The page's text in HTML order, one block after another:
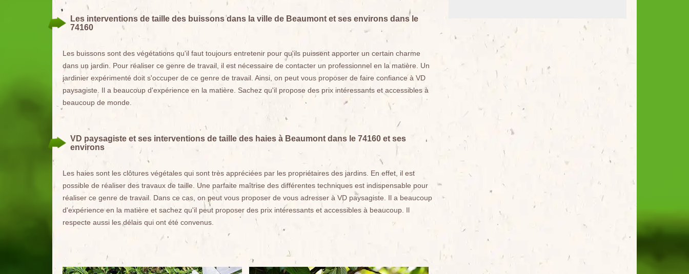
Les interventions de taille des buissons dans la ville de Beaumont et ses environs dans le
74160
Les buissons sont des végétations qu'il faut toujours entretenir pour qu'ils puissent apporter un certain charme
dans un jardin. Pour réaliser ce genre de travail, il est nécessaire de contacter un professionnel en la matière. Un
jardinier expérimenté doit s'occuper de ce genre de travail. Ainsi, on peut vous proposer de faire confiance à VD
paysagiste. Il a beaucoup d'expérience en la matière. Sachez qu'il propose des prix intéressants et accessibles à
beaucoup de monde.
VD paysagiste et ses interventions de taille des haies à Beaumont dans le 74160 et ses
environs
Les haies sont les clôtures végétales qui sont très appréciées par les propriétaires des jardins. En effet, il est
possible de réaliser des travaux de taille. Une parfaite maîtrise des différentes techniques est indispensable pour
réaliser ce genre de travail. Dans ce cas, on peut vous proposer de vous adresser à VD paysagiste. Il a beaucoup
d'expérience en la matière et sachez qu'il peut proposer des prix intéressants et accessibles à beaucoup. Il
respecte aussi les délais qui ont été convenus.